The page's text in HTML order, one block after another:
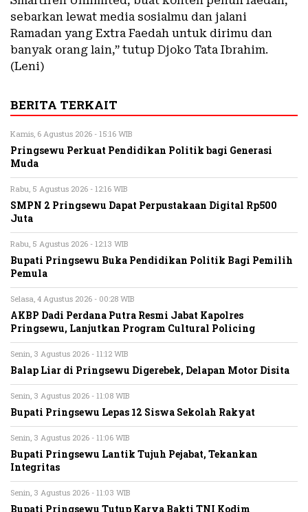
sebarkan lewat media sosialmu dan jalani
Ramadan yang Extra Faedah untuk dirimu dan
banyak orang lain,” tutup Djoko Tata Ibrahim.
(Leni)
BERITA TERKAIT
Kamis, 6 Agustus 2026 - 15:16 WIB
Pringsewu Perkuat Pendidikan Politik bagi Generasi
Muda
Rabu, 5 Agustus 2026 - 12:16 WIB
SMPN 2 Pringsewu Dapat Perpustakaan Digital Rp500
Juta
Rabu, 5 Agustus 2026 - 12:13 WIB
Bupati Pringsewu Buka Pendidikan Politik Bagi Pemilih
Pemula
Selasa, 4 Agustus 2026 - 00:28 WIB
AKBP Dadi Perdana Putra Resmi Jabat Kapolres
Pringsewu, Lanjutkan Program Cultural Policing
Senin, 3 Agustus 2026 - 11:12 WIB
Balap Liar di Pringsewu Digerebek, Delapan Motor Disita
Senin, 3 Agustus 2026 - 11:08 WIB
Bupati Pringsewu Lepas 12 Siswa Sekolah Rakyat
Senin, 3 Agustus 2026 - 11:06 WIB
Bupati Pringsewu Lantik Tujuh Pejabat, Tekankan
Integritas
Senin, 3 Agustus 2026 - 11:03 WIB